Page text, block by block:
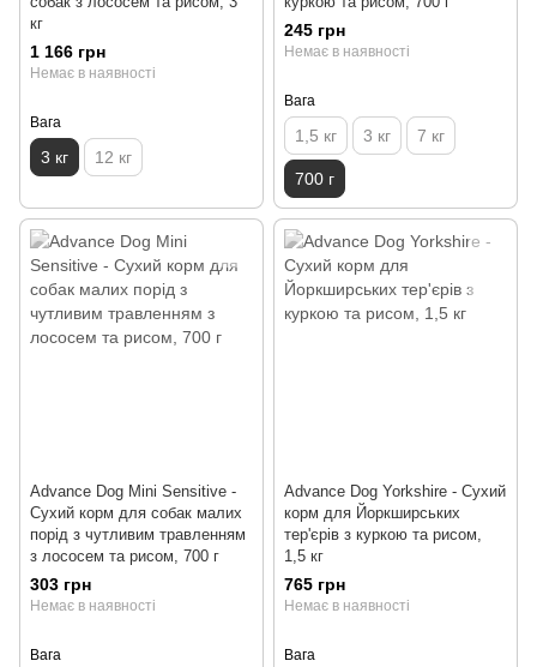
кг
1 166 грн
Немає в наявності
Вага
3 кг 12 кг
245 грн
Немає в наявності
Вага
1,5 кг 3 кг 7 кг
700 г
Advance Dog Mini Sensitive -
Сухий корм для собак малих
порід з чутливим травленням
з лососем та рисом, 700 г
303 грн
Немає в наявності
Вага
Advance Dog Yorkshire - Сухий
корм для Йоркширських
тер'єрів з куркою та рисом,
1,5 кг
765 грн
Немає в наявності
Вага